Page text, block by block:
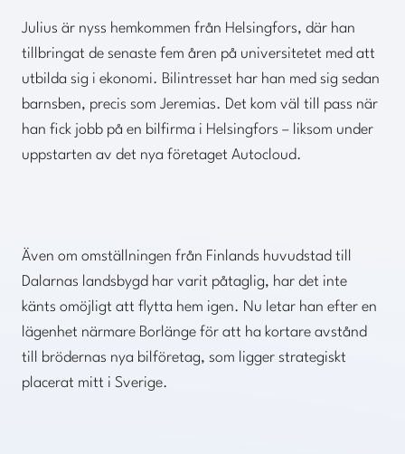
Julius är nyss hemkommen från Helsingfors, där han
tillbringat de senaste fem åren på universitetet med att
utbilda sig i ekonomi. Bilintresset har han med sig sedan
barnsben, precis som Jeremias. Det kom väl till pass när
han fick jobb på en bilfirma i Helsingfors – liksom under
uppstarten av det nya företaget Autocloud.
Även om omställningen från Finlands huvudstad till
Dalarnas landsbygd har varit påtaglig, har det inte
känts omöjligt att flytta hem igen. Nu letar han efter en
lägenhet närmare Borlänge för att ha kortare avstånd
till brödernas nya bilföretag, som ligger strategiskt
placerat mitt i Sverige.